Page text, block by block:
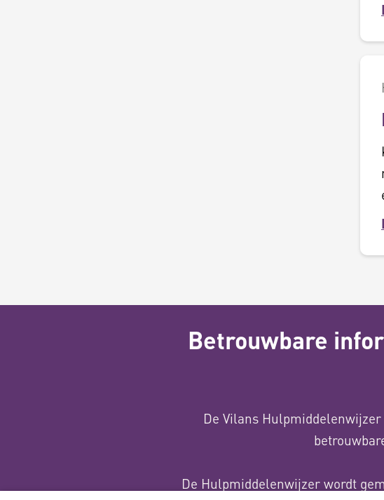
Betrouwbare
De Vilans
De Hulpmiddelenwijzer wordt